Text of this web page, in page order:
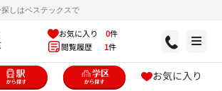
しはベステックスで
お気に入り 0件
閲覧履歴 1件
お気に入り